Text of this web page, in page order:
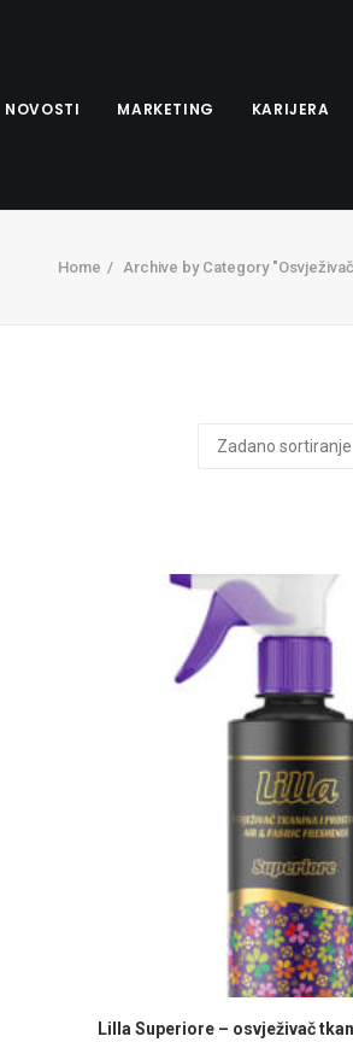
NOVOSTI MARKETING KARIJERA
Home Archive by Category
PROČITAJ VIŠE
Lilla Superiore – osvježivač